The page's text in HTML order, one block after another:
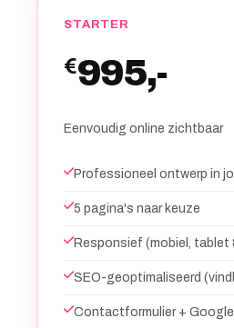
STARTER
€995,-
Eenvoudig online zichtbaar
Professioneel ontwerp in
5 pagina's naar keuze
Responsief (mobiel, tablet
SEO-geoptimaliseerd
Contactformulier + Google